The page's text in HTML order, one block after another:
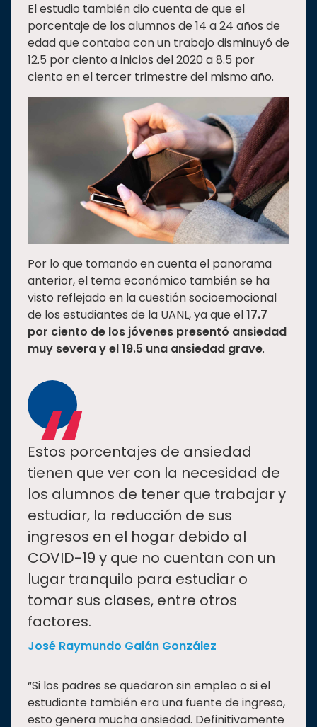
El estudio también dio cuenta de que el
porcentaje de los alumnos de 14 a 24 años de
edad que contaba con un trabajo disminuyó de
12.5 por ciento a inicios del 2020 a 8.5 por
ciento en el tercer trimestre del mismo año.
Por lo que tomando en cuenta el panorama
anterior, el tema económico también se ha
visto reflejado en la cuestión socioemocional
de los estudiantes de la UANL, ya que el17.7
por ciento de los jóvenes presentó ansiedad
muy severa y el 19.5 una ansiedad grave.
“
Estos porcentajes de ansiedad
tienen que ver con la necesidad de
los alumnos de tener que trabajar y
estudiar, la reducción de sus
ingresos en el hogar debido al
COVID-19 y que no cuentan con un
lugar tranquilo para estudiar o
tomar sus clases, entre otros
factores.
José Raymundo Galán González
“Si los padres se quedaron sin empleo o si el
estudiante también era una fuente de ingreso,
esto genera mucha ansiedad. Definitivamente